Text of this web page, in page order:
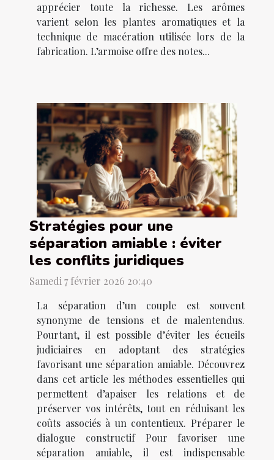
apprécier toute la richesse. Les arômes
varient selon les plantes aromatiques et la
technique de macération utilisée lors de la
fabrication. L’armoise offre des notes...
Stratégies pour une
séparation amiable : éviter
les conflits juridiques
Samedi 7 février 2026 20:40
La séparation d’un couple est souvent
synonyme de tensions et de malentendus.
Pourtant, il est possible d’éviter les écueils
judiciaires en adoptant des stratégies
favorisant une séparation amiable. Découvrez
dans cet article les méthodes essentielles qui
permettent d’apaiser les relations et de
préserver vos intérêts, tout en réduisant les
coûts associés à un contentieux. Préparer le
dialogue constructif Pour favoriser une
séparation amiable, il est indispensable